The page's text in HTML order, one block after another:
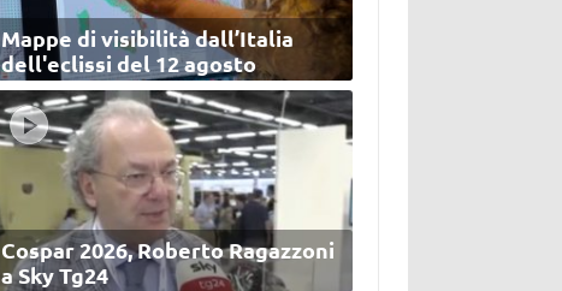
Mappe di visibilità dall’Italia
dell'eclissi del 12 agosto
Cospar 2026, Roberto Ragazzoni
a Sky Tg24